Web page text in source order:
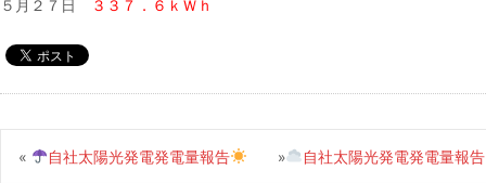
５月２７日
３３７．６ｋＷｈ
« 自社太陽光発電発電量報告 自社太陽光発電発電量報告
»